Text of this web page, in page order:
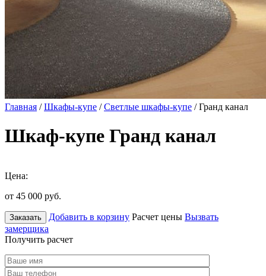
Главная /Шкафы-купе /Светлые шкафы-купе / Гранд канал
Шкаф-купе Гранд канал
Цена:
от 45 000 руб.
Заказать Добавить в корзину Расчет цены Вызвать
замерщика
Получить расчет